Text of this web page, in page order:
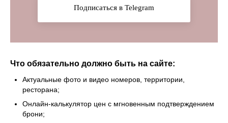
Подписаться в Telegram
Что обязательно должно быть на сайте:
Актуальные фото и видео номеров, территории,
ресторана;
Онлайн-калькулятор цен с мгновенным подтверждением
брони;